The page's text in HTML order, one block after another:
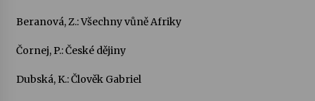
Beranová, Z.: Všechny vůně Afriky
Čornej, P.: České dějiny
Dubská, K.: Člověk Gabriel